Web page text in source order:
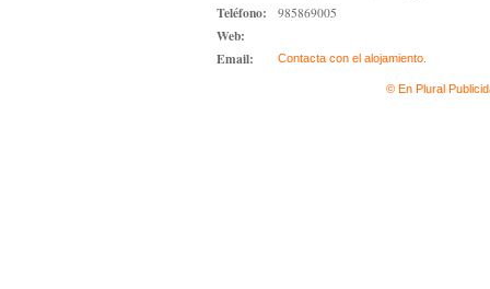
Teléfono: 985869005
Web:
Email:
Contacta con el alojamiento.
© En Plural